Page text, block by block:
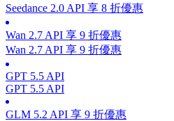
Seedance 2.0 API 享 8 折優惠
Wan 2.7 API 享 9 折優惠
Wan 2.7 API 享 9 折優惠
GPT 5.5 API
GPT 5.5 API
GLM 5.2 API 享 9 折優惠